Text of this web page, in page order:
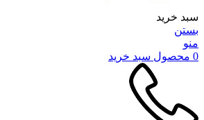
سبد خرید
بستن
منو
0 محصول سبد خرید